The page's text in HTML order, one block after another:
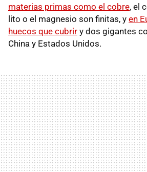
materias primas como el cobre, el
lito o el magnesio son finitas, y en
huecos que cubrir y dos gigantes
China y Estados Unidos.